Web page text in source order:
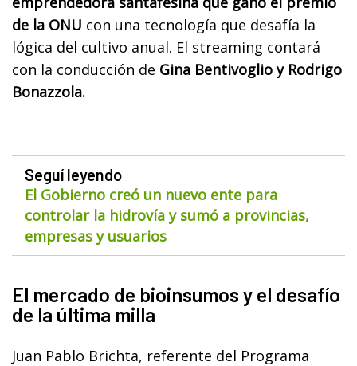
de la ONU con una tecnología que desafía la
lógica del cultivo anual. El streaming contará
con la conducción de Gina Bentivoglio y Rodrigo
Bonazzola.
Seguí leyendo
El Gobierno creó un nuevo ente para
controlar la hidrovía y sumó a provincias,
empresas y usuarios
El mercado de bioinsumos y el desafío
de la última milla
Juan Pablo Brichta, referente del Programa